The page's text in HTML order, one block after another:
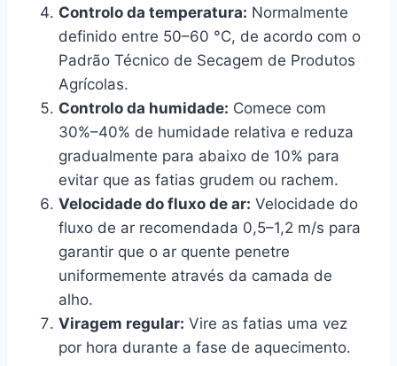
Controlo da temperatura: Normalmente
definido entre 50–60 °C, de acordo com o
Padrão Técnico de Secagem de Produtos
Agrícolas.
Controlo da humidade: Comece com
30%–40% de humidade relativa e reduza
gradualmente para abaixo de 10% para
evitar que as fatias grudem ou rachem.
Velocidade do fluxo de ar: Velocidade do
fluxo de ar recomendada 0,5–1,2 m/s para
garantir que o ar quente penetre
uniformemente através da camada de
alho.
Viragem regular: Vire as fatias uma vez
por hora durante a fase de aquecimento.